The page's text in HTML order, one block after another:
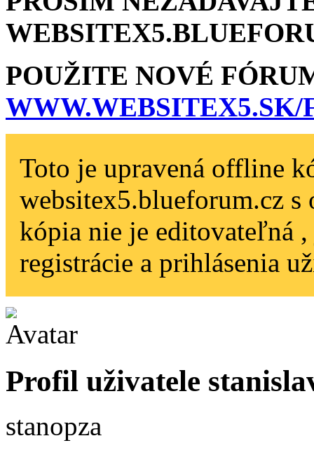
POUŽITE NOVÉ
WWW.WEBSITEX5­.SK/
Toto je upravená offline
websitex5.blueforum.cz
kópia nie je editovateľná
registrácie a prihlásenia
Profil uživatele
stanopza